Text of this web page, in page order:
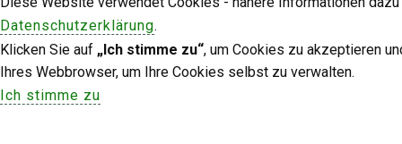
Datenschutzerklärung.
Klicken Sie auf „Ich stimme zu“, um Cookies zu akzeptieren
Ihres Webbrowser, um Ihre Cookies selbst zu verwalten.
Ich stimme zu